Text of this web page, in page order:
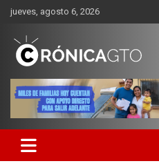
Saltar
contenido
jueves, agosto 6, 2026
CRONICA